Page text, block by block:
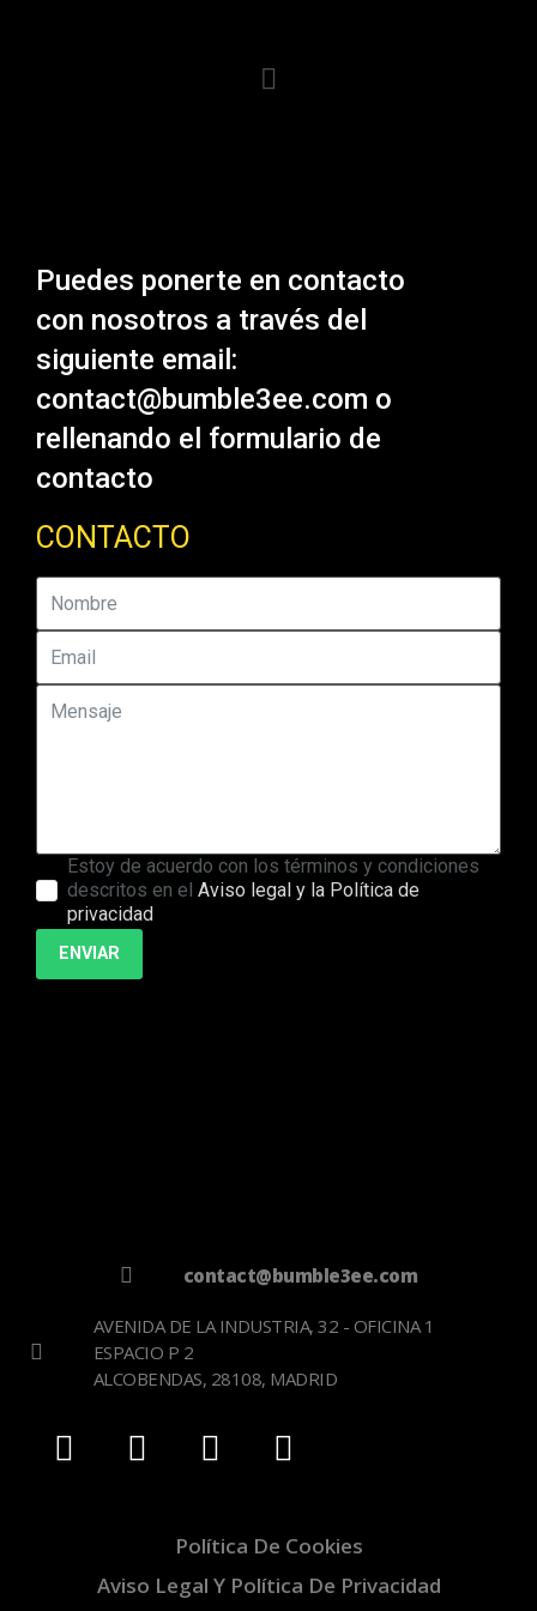
Puedes ponerte en contacto
con nosotros a través del
siguiente email:
contact@bumble3ee.com o
rellenando el formulario de
contacto
CONTACTO
Estoy de acuerdo con los términos y condiciones
descritos en el Aviso legal y la Política de
privacidad
ENVIAR
contact@bumble3ee.com
AVENIDA DE LA INDUSTRIA, 32 - OFICINA 1
ESPACIO P 2
ALCOBENDAS, 28108, MADRID
Política De Cookies
Aviso Legal Y Política De Privacidad